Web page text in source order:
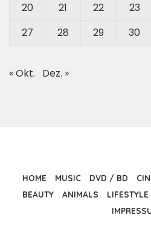
20
21 22 23
27
28 29 30
« Okt. Dez. »
HOME MUSIC DVD / BD
BEAUTY
ANIMALS LIFESTYLE